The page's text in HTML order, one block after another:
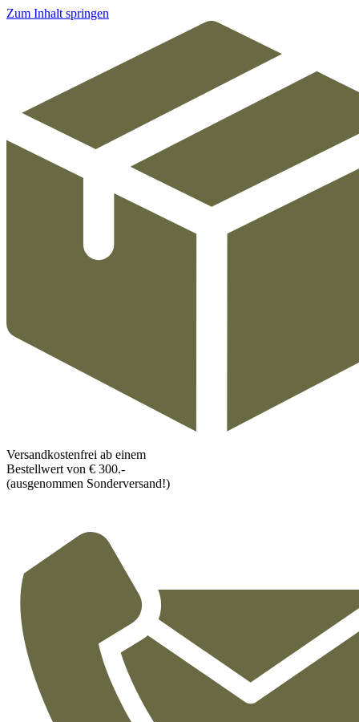
Zum Inhalt springen
Versandkostenfrei ab einem
Bestellwert von € 300.-
(ausgenommen Sonderversand!)